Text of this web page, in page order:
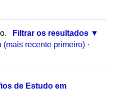
Filtrar os resultados
(mais recente primeiro) ·
de Estudo em